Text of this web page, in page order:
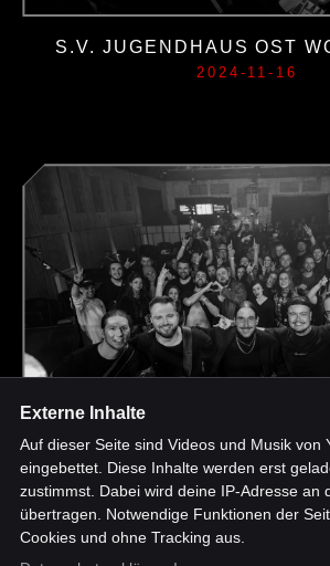
S.V. JUGENDHAUS OST
2024-11-16
NORDSOUND SHOWROOM
2024-03-08
Externe Inhalte
Auf dieser Seite sind Videos und Musik von
eingebettet. Diese Inhalte werden erst
zustimmst. Dabei wird deine IP-Adresse an
übertragen. Notwendige Funktionen der
Cookies und ohne Tracking aus.